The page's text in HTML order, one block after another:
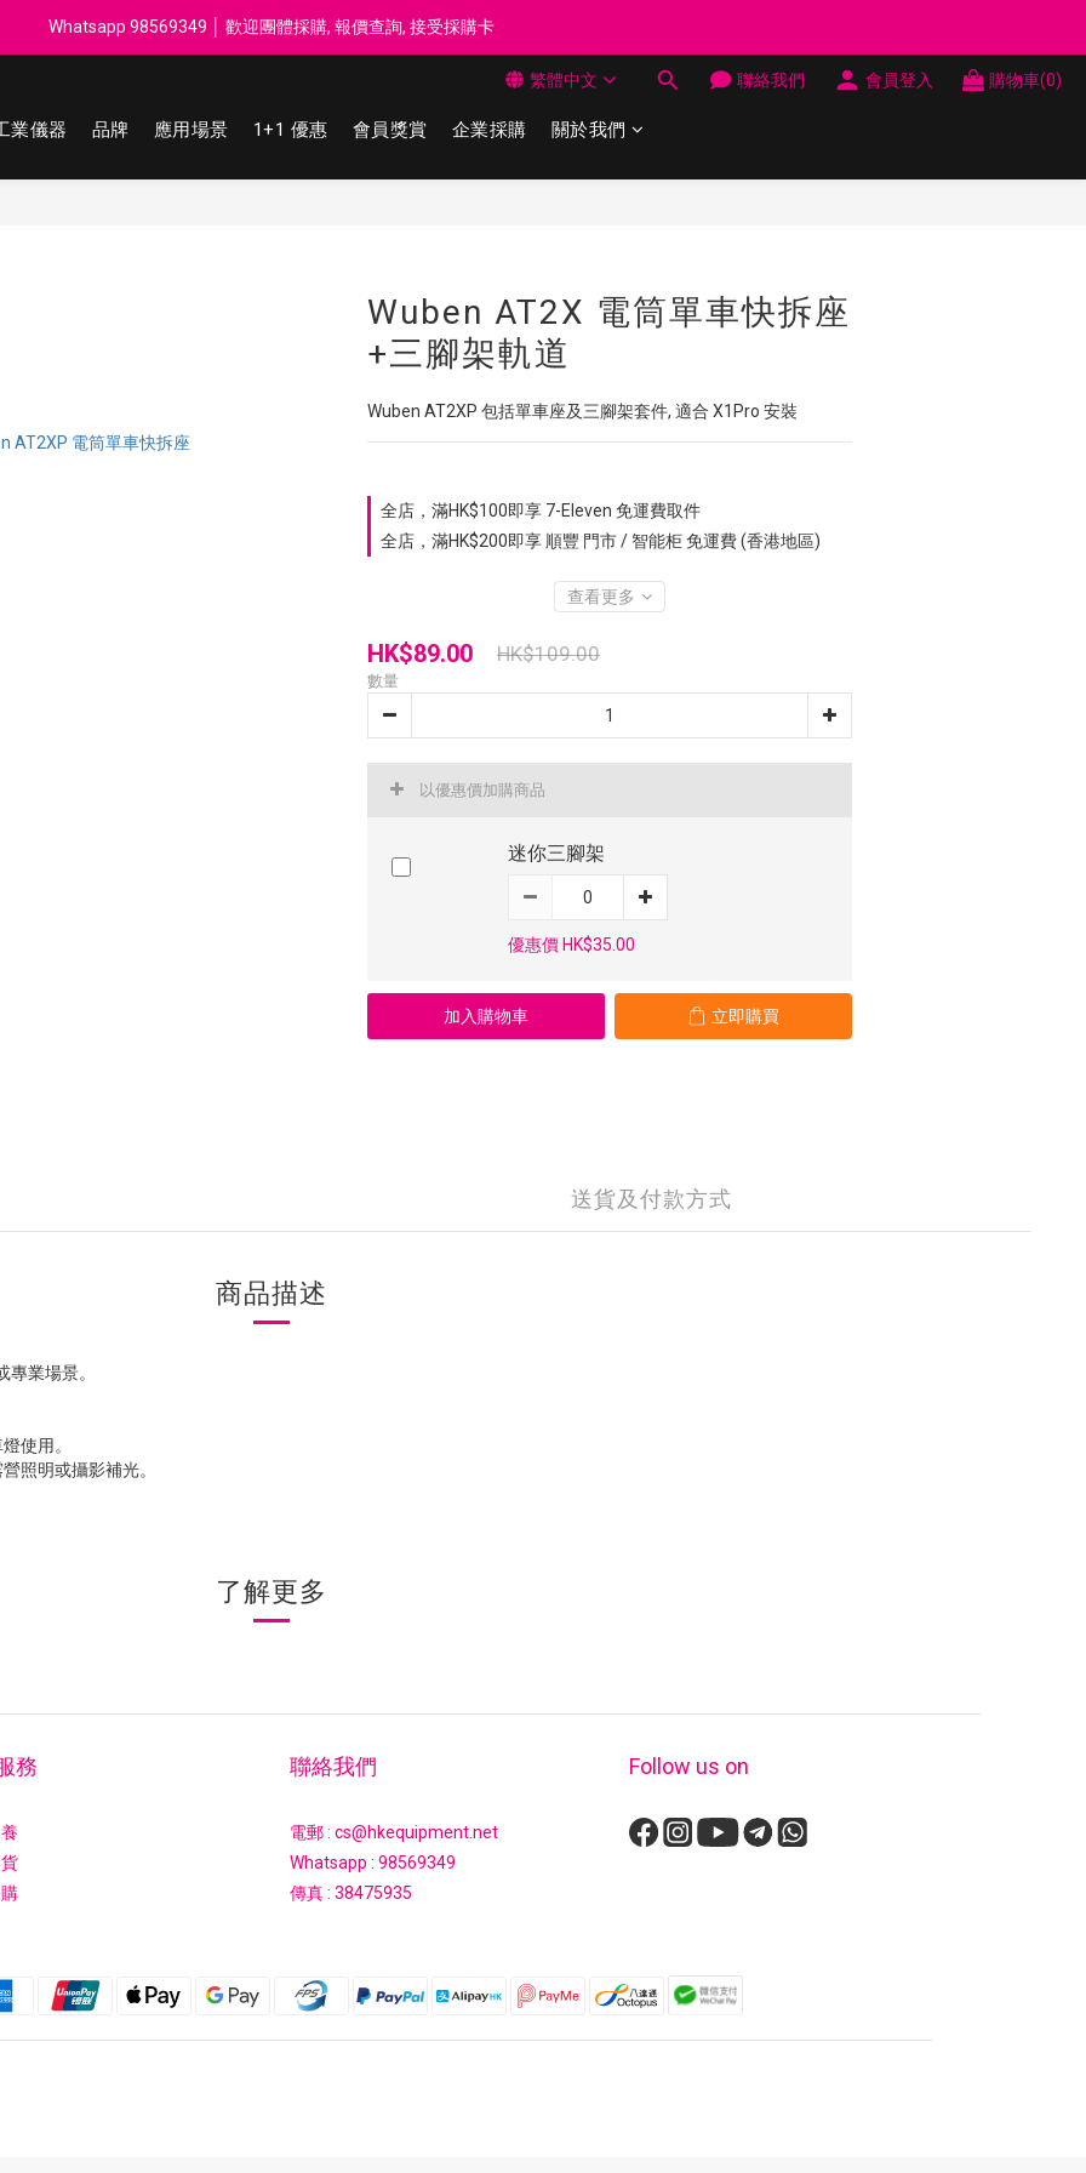
享每$50回贈$1 │ 滿HK$899 送 N-rit Campack Towel 吸汗毛巾 韓國制 送完即止
Whatsapp 98569349 │ 歡迎團體採購, 報價查詢, 接受採購卡
享每$50回贈$1 │ 滿HK$899 送 N-rit Campack Towel 吸汗毛巾 韓國制 送完即止
繁體中文 聯絡我們 會員登入 購物車(0)
業儀器 品牌 應用場景 1+1 優惠 會員獎賞 企業採購 關於我們
Wuben AT2X 電筒單車快拆座
+三腳架軌道
Wuben AT2XP 包括單車座及三腳架套件, 適合 X1Pro 安裝
全店，滿HK$100即享 7-Eleven 免運費取件
全店，滿HK$200即享 順豐 門市 / 智能柜 免運費 (香港地區)
查看更多
HK$89.00 HK$109.00
數量
以優惠價加購商品
迷你三腳架
優惠價 HK$35.00
加入購物車 立即購買
送貨及付款方式
商品描述
業場景。
使用。
照明或攝影補光。
了解更多
務 聯絡我們
電郵 : cs@hkequipment.net
Whatsapp : 98569349
傳真 : 38475935
Follow us on